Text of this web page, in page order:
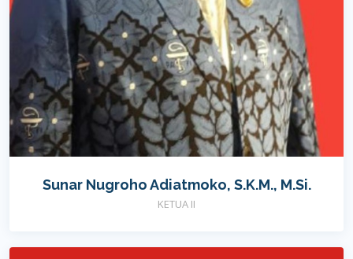
Sunar Nugroho Adiatmoko, S.K.M., M.Si.
KETUA II